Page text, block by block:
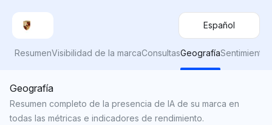
Español
ResumenVisibilidad de la marcaConsultasGeografíaSentimiento
Geografía
Resumen completo de la presencia de IA de su marca en
todas las métricas e indicadores de rendimiento.